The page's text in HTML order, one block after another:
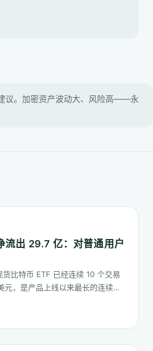
议。加密资产波动大、风险高——永
流出 29.7 亿：对普通用户
比特币 ETF 已经连续 10 个交易
元，是产品上线以来最长的连续流